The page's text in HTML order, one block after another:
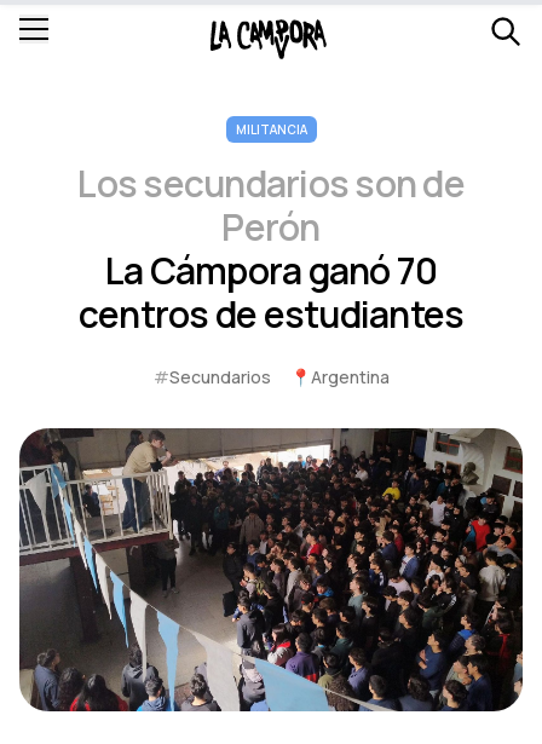
MILITANCIA
Los secundarios son de
Perón
La Cámpora ganó 70
centros de estudiantes
#Secundarios 📍 Argentina